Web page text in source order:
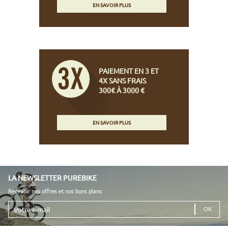
EN SAVOIR PLUS
PAIEMENT EN 3 ET
4X SANS FRAIS
300€ À 3000 €
EN SAVOIR PLUS
LA NEWSLETTER PUREBIKE
Recevoir nos offres et nos bons plans
Votre
e-
mail